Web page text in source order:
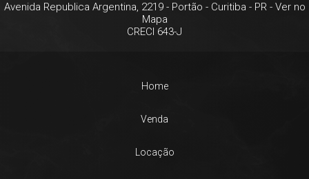
Avenida Republica Argentina, 2219- Portão - Curitiba - PR- Ver no
Mapa
CRECI 643-J
Home
Venda
Locação